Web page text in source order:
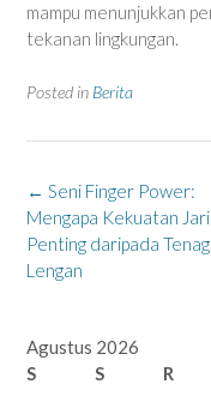
mampu menunjukkan
tekanan lingkungan.
Posted in Berita
Post
navigation
← Seni Finger Power:
Mengapa Kekuatan
Penting daripada
Lengan
Agustus 2026
S
S R